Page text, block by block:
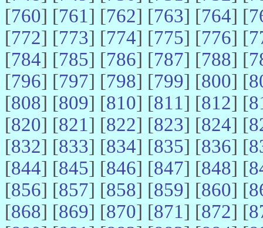
[760] [761] [762] [763] [764] [
[772] [773] [774] [775] [776] [
[784] [785] [786] [787] [788] [
[796] [797] [798] [799] [800] [
[808] [809] [810] [811] [812] [
[820] [821] [822] [823] [824] [
[832] [833] [834] [835] [836] [
[844] [845] [846] [847] [848] [
[856] [857] [858] [859] [860] [
[868] [869] [870] [871] [872] [